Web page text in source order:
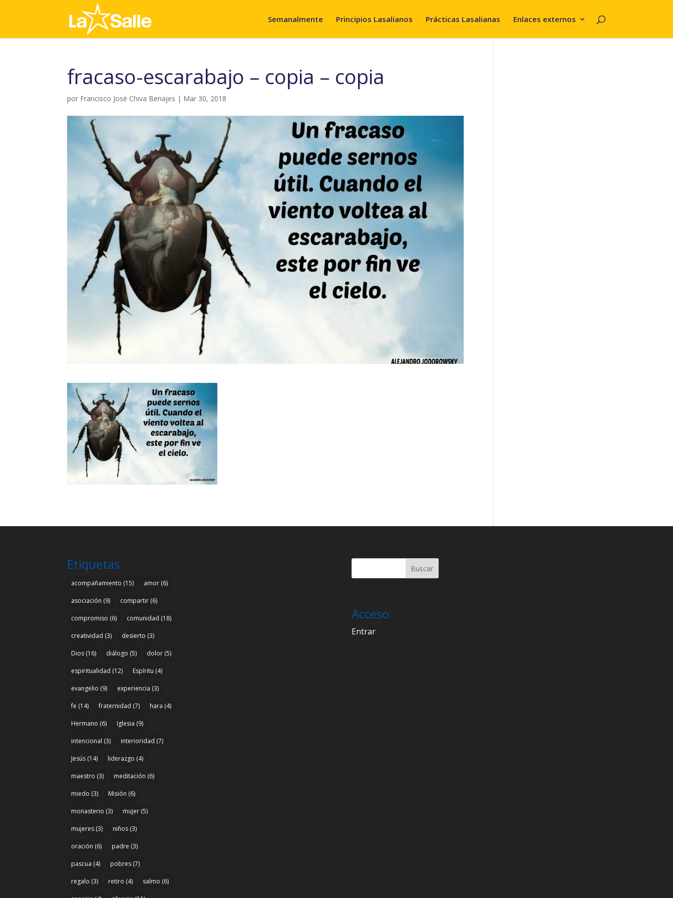
Semanalmente Principios Lasalianos Prácticas Lasalianas Enlaces externos
fracaso-escarabajo – copia – copia
por Francisco José Chiva Benajes | Mar 30, 2018
Etiquetas
acompañamiento (15) amor (6)
asociación (9) compartir (6)
compromiso (6) comunidad (18)
creatividad (3) desierto (3)
Dios (16) diálogo (5) dolor (5)
espiritualidad (12) Espíritu (4)
evangelio (9) experiencia (3)
fe (14) fraternidad (7) hara (4)
Hermano (6) Iglesia (9)
intencional (3) interioridad (7)
Jesús (14) liderazgo (4)
maestro (3) meditación (6)
miedo (3) Misión (6)
monasterio (3) mujer (5)
mujeres (3) niños (3)
oración (6) padre (3)
pascua (4) pobres (7)
regalo (3) retiro (4) salmo (6)
Acceso
Entrar